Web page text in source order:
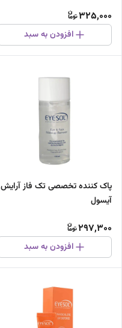
325,000
افزودن به سبد
پاک کننده تخصصی تک فاز آرایش
آیسول
297,300
افزودن به سبد